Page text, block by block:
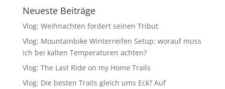
Neueste Beiträge
Vlog: Weihnachten fordert seinen Tribut
Vlog: Mountainbike Winterreifen Setup: worauf muss
ich bei kalten Temperaturen achten?
Vlog: The Last Ride on my Home Trails
Vlog: Die besten Trails gleich ums Eck? Auf